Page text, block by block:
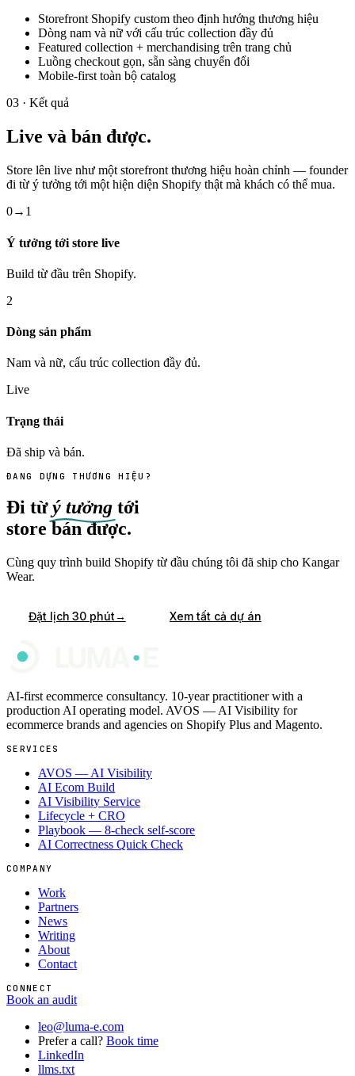
Storefront Shopify custom theo định hướng thương hiệu
Dòng nam và nữ với cấu trúc collection đầy đủ
Featured collection + merchandising trên trang chủ
Luồng checkout gọn, sẵn sàng chuyển đổi
Mobile-first toàn bộ catalog
03 · Kết quả
Live và bán được.
Store lên live như một storefront thương hiệu hoàn chỉnh — founder
đi từ ý tưởng tới một hiện diện Shopify thật mà khách có thể mua.
0→1
Ý tưởng tới store live
Build từ đầu trên Shopify.
2
Dòng sản phẩm
Nam và nữ, cấu trúc collection đầy đủ.
Live
Trạng thái
Đã ship và bán.
ĐANG DỰNG THƯƠNG HIỆU?
Đi từý tưởng tới
store bán được.
Cùng quy trình build Shopify từ đầu chúng tôi đã ship cho Kangar
Wear.
Đặt lịch 30 phút→ Xem tất cả dự án
AI-first ecommerce consultancy. 10-year practitioner with a
production AI operating model. AVOS — AI Visibility for
ecommerce brands and agencies on Shopify Plus and Magento.
SERVICES
AVOS — AI Visibility
AI Ecom Build
AI Visibility Service
Lifecycle + CRO
Playbook — 8-check self-score
AI Correctness Quick Check
COMPANY
Work
Partners
News
Writing
About
Contact
CONNECT
Book an audit
leo@luma-e.com
Prefer a call? Book time
LinkedIn
llms.txt